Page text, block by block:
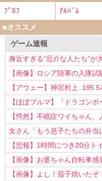
ﾌﾟﾛﾌ
ｱﾙﾊﾞﾑ
■オススメ
ゲーム速報
身近すぎる“厄介な人たち”が
【画像】ロシア陸軍の入隊
【アウェー】神宮村上 .195
【ほぼブルマ】『ドラゴン
ン、クッソ可愛すぎる
【愕然】不眠症ワイちゃん
ｗｗｗｗ
女さん「もう息子たちの弁当
う知らない！」
【悲報】1時間につき20分ト
以上転職を重ねてしまう
【画像】お婆ちゃん自転車
www
【画像】よし！茄子焼いたぞ